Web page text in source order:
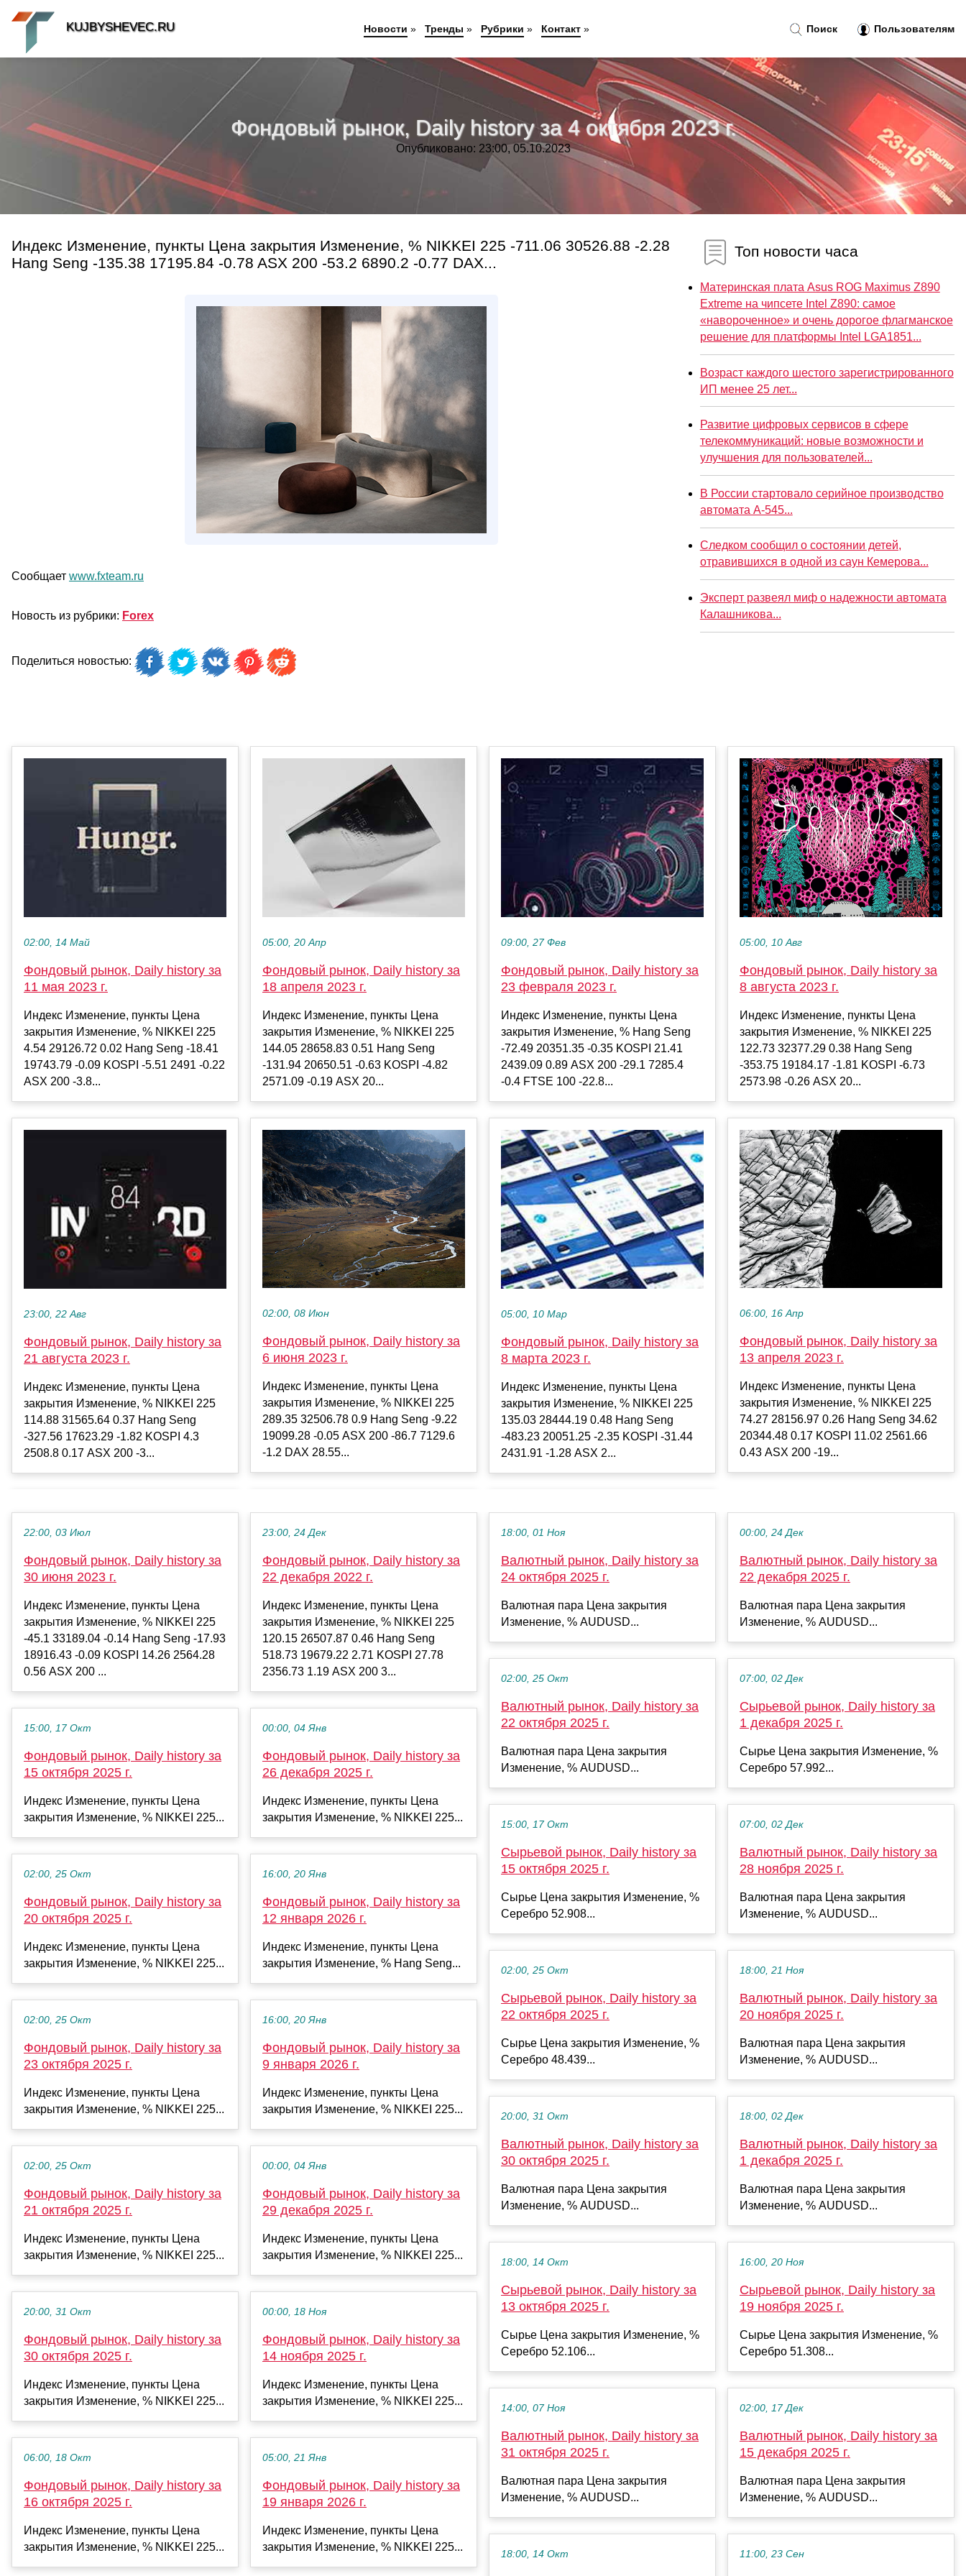
Фондовый рынок, Daily history за 4 октября 2023 г.
Опубликовано: 23:00, 05.10.2023
Индекс Изменение, пункты Цена закрытия Изменение, % NIKKEI 225 -711.06 30526.88 -2.28
Hang Seng -135.38 17195.84 -0.78 ASX 200 -53.2 6890.2 -0.77 DAX...
Сообщает www.fxteam.ru
Новость из рубрики: Forex
Поделиться новостью:
Топ новости часа
Материнская плата Asus ROG Maximus Z890
Extreme на чипсете Intel Z890: самое
«навороченное» и очень дорогое флагманское
решение для платформы Intel LGA1851...
Возраст каждого шестого зарегистрированного
ИП менее 25 лет...
Развитие цифровых сервисов в сфере
телекоммуникаций: новые возможности и
улучшения для пользователей...
В России стартовало серийное производство
автомата А-545...
Следком сообщил о состоянии детей,
отравившихся в одной из саун Кемерова...
Эксперт развеял миф о надежности автомата
Калашникова...
02:00, 14 Май
Фондовый рынок, Daily history за
11 мая 2023 г.
Индекс Изменение, пункты Цена
закрытия Изменение, % NIKKEI 225
4.54 29126.72 0.02 Hang Seng -18.41
19743.79 -0.09 KOSPI -5.51 2491 -0.22
ASX 200 -3.8...
23:00, 22 Авг
Фондовый рынок, Daily history за
21 августа 2023 г.
Индекс Изменение, пункты Цена
закрытия Изменение, % NIKKEI 225
114.88 31565.64 0.37 Hang Seng
-327.56 17623.29 -1.82 KOSPI 4.3
2508.8 0.17 ASX 200 -3...
05:00, 20 Апр
Фондовый рынок, Daily history за
18 апреля 2023 г.
Индекс Изменение, пункты Цена
закрытия Изменение, % NIKKEI 225
144.05 28658.83 0.51 Hang Seng
-131.94 20650.51 -0.63 KOSPI -4.82
2571.09 -0.19 ASX 20...
02:00, 08 Июн
Фондовый рынок, Daily history за
6 июня 2023 г.
Индекс Изменение, пункты Цена
закрытия Изменение, % NIKKEI 225
289.35 32506.78 0.9 Hang Seng -9.22
19099.28 -0.05 ASX 200 -86.7 7129.6
-1.2 DAX 28.55...
09:00, 27 Фев
Фондовый рынок, Daily history за
23 февраля 2023 г.
Индекс Изменение, пункты Цена
закрытия Изменение, % Hang Seng
-72.49 20351.35 -0.35 KOSPI 21.41
2439.09 0.89 ASX 200 -29.1 7285.4
-0.4 FTSE 100 -22.8...
05:00, 10 Мар
Фондовый рынок, Daily history за
8 марта 2023 г.
Индекс Изменение, пункты Цена
закрытия Изменение, % NIKKEI 225
135.03 28444.19 0.48 Hang Seng
-483.23 20051.25 -2.35 KOSPI -31.44
2431.91 -1.28 ASX 2...
05:00, 10 Авг
Фондовый рынок, Daily history за
8 августа 2023 г.
Индекс Изменение, пункты Цена
закрытия Изменение, % NIKKEI 225
122.73 32377.29 0.38 Hang Seng
-353.75 19184.17 -1.81 KOSPI -6.73
2573.98 -0.26 ASX 20...
06:00, 16 Апр
Фондовый рынок, Daily history за
13 апреля 2023 г.
Индекс Изменение, пункты Цена
закрытия Изменение, % NIKKEI 225
74.27 28156.97 0.26 Hang Seng 34.62
20344.48 0.17 KOSPI 11.02 2561.66
0.43 ASX 200 -19...
22:00, 03 Июл
Фондовый рынок, Daily history за
30 июня 2023 г.
Индекс Изменение, пункты Цена
закрытия Изменение, % NIKKEI 225
-45.1 33189.04 -0.14 Hang Seng -17.93
18916.43 -0.09 KOSPI 14.26 2564.28
0.56 ASX 200 ...
15:00, 17 Окт
Фондовый рынок, Daily history за
15 октября 2025 г.
Индекс Изменение, пункты Цена
закрытия Изменение, % NIKKEI 225...
02:00, 25 Окт
Фондовый рынок, Daily history за
20 октября 2025 г.
Индекс Изменение, пункты Цена
закрытия Изменение, % NIKKEI 225...
02:00, 25 Окт
Фондовый рынок, Daily history за
23 октября 2025 г.
Индекс Изменение, пункты Цена
закрытия Изменение, % NIKKEI 225...
02:00, 25 Окт
Фондовый рынок, Daily history за
21 октября 2025 г.
Индекс Изменение, пункты Цена
закрытия Изменение, % NIKKEI 225...
20:00, 31 Окт
Фондовый рынок, Daily history за
30 октября 2025 г.
Индекс Изменение, пункты Цена
закрытия Изменение, % NIKKEI 225...
06:00, 18 Окт
Фондовый рынок, Daily history за
16 октября 2025 г.
Индекс Изменение, пункты Цена
закрытия Изменение, % NIKKEI 225...
23:00, 24 Дек
Фондовый рынок, Daily history за
22 декабря 2022 г.
Индекс Изменение, пункты Цена
закрытия Изменение, % NIKKEI 225
120.15 26507.87 0.46 Hang Seng
518.73 19679.22 2.71 KOSPI 27.78
2356.73 1.19 ASX 200 3...
00:00, 04 Янв
Фондовый рынок, Daily history за
26 декабря 2025 г.
Индекс Изменение, пункты Цена
закрытия Изменение, % NIKKEI 225...
16:00, 20 Янв
Фондовый рынок, Daily history за
12 января 2026 г.
Индекс Изменение, пункты Цена
закрытия Изменение, % Hang Seng...
16:00, 20 Янв
Фондовый рынок, Daily history за
9 января 2026 г.
Индекс Изменение, пункты Цена
закрытия Изменение, % NIKKEI 225...
00:00, 04 Янв
Фондовый рынок, Daily history за
29 декабря 2025 г.
Индекс Изменение, пункты Цена
закрытия Изменение, % NIKKEI 225...
00:00, 18 Ноя
Фондовый рынок, Daily history за
14 ноября 2025 г.
Индекс Изменение, пункты Цена
закрытия Изменение, % NIKKEI 225...
05:00, 21 Янв
Фондовый рынок, Daily history за
19 января 2026 г.
Индекс Изменение, пункты Цена
закрытия Изменение, % NIKKEI 225...
18:00, 01 Ноя
Валютный рынок, Daily history за
24 октября 2025 г.
Валютная пара Цена закрытия
Изменение, % AUDUSD...
02:00, 25 Окт
Валютный рынок, Daily history за
22 октября 2025 г.
Валютная пара Цена закрытия
Изменение, % AUDUSD...
15:00, 17 Окт
Сырьевой рынок, Daily history за
15 октября 2025 г.
Сырье Цена закрытия Изменение, %
Серебро 52.908...
02:00, 25 Окт
Сырьевой рынок, Daily history за
22 октября 2025 г.
Сырье Цена закрытия Изменение, %
Серебро 48.439...
20:00, 31 Окт
Валютный рынок, Daily history за
30 октября 2025 г.
Валютная пара Цена закрытия
Изменение, % AUDUSD...
18:00, 14 Окт
Сырьевой рынок, Daily history за
13 октября 2025 г.
Сырье Цена закрытия Изменение, %
Серебро 52.106...
14:00, 07 Ноя
Валютный рынок, Daily history за
31 октября 2025 г.
Валютная пара Цена закрытия
Изменение, % AUDUSD...
18:00, 14 Окт
00:00, 24 Дек
Валютный рынок, Daily history за
22 декабря 2025 г.
Валютная пара Цена закрытия
Изменение, % AUDUSD...
07:00, 02 Дек
Сырьевой рынок, Daily history за
1 декабря 2025 г.
Сырье Цена закрытия Изменение, %
Серебро 57.992...
07:00, 02 Дек
Валютный рынок, Daily history за
28 ноября 2025 г.
Валютная пара Цена закрытия
Изменение, % AUDUSD...
18:00, 21 Ноя
Валютный рынок, Daily history за
20 ноября 2025 г.
Валютная пара Цена закрытия
Изменение, % AUDUSD...
18:00, 02 Дек
Валютный рынок, Daily history за
1 декабря 2025 г.
Валютная пара Цена закрытия
Изменение, % AUDUSD...
16:00, 20 Ноя
Сырьевой рынок, Daily history за
19 ноября 2025 г.
Сырье Цена закрытия Изменение, %
Серебро 51.308...
02:00, 17 Дек
Валютный рынок, Daily history за
15 декабря 2025 г.
Валютная пара Цена закрытия
Изменение, % AUDUSD...
11:00, 23 Сен
Поиск Пользователям
KUJBYSHEVEC.RU Новости » Тренды » Рубрики » Контакт»